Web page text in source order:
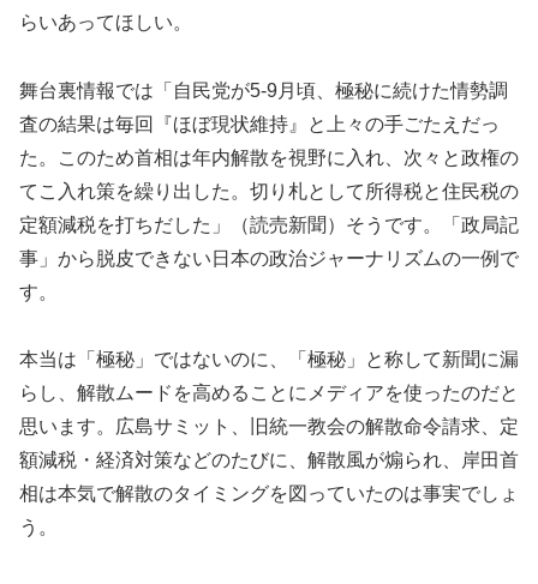
らいあってほしい。
舞台裏情報では「自民党が5-9月頃、極秘に続けた情勢調
査の結果は毎回『ほぼ現状維持』と上々の手ごたえだっ
た。このため首相は年内解散を視野に入れ、次々と政権の
てこ入れ策を繰り出した。切り札として所得税と住民税の
定額減税を打ちだした」（読売新聞）そうです。「政局記
事」から脱皮できない日本の政治ジャーナリズムの一例で
す。
本当は「極秘」ではないのに、「極秘」と称して新聞に漏
らし、解散ムードを高めることにメディアを使ったのだと
思います。広島サミット、旧統一教会の解散命令請求、定
額減税・経済対策などのたびに、解散風が煽られ、岸田首
相は本気で解散のタイミングを図っていたのは事実でしょ
う。